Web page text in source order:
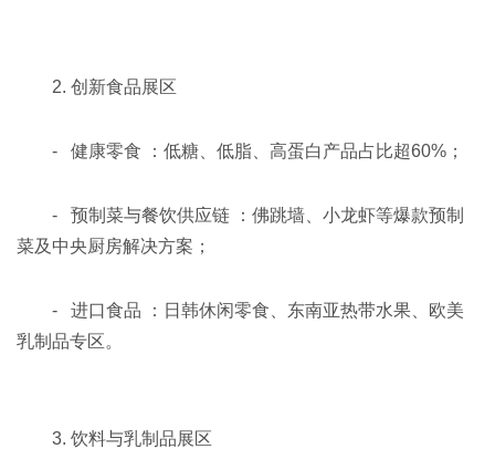
2. 创新食品展区
- 健康零食 ：低糖、低脂、高蛋白产品占比超60%；
- 预制菜与餐饮供应链 ：佛跳墙、小龙虾等爆款预制
菜及中央厨房解决方案；
- 进口食品 ：日韩休闲零食、东南亚热带水果、欧美
乳制品专区。
3. 饮料与乳制品展区